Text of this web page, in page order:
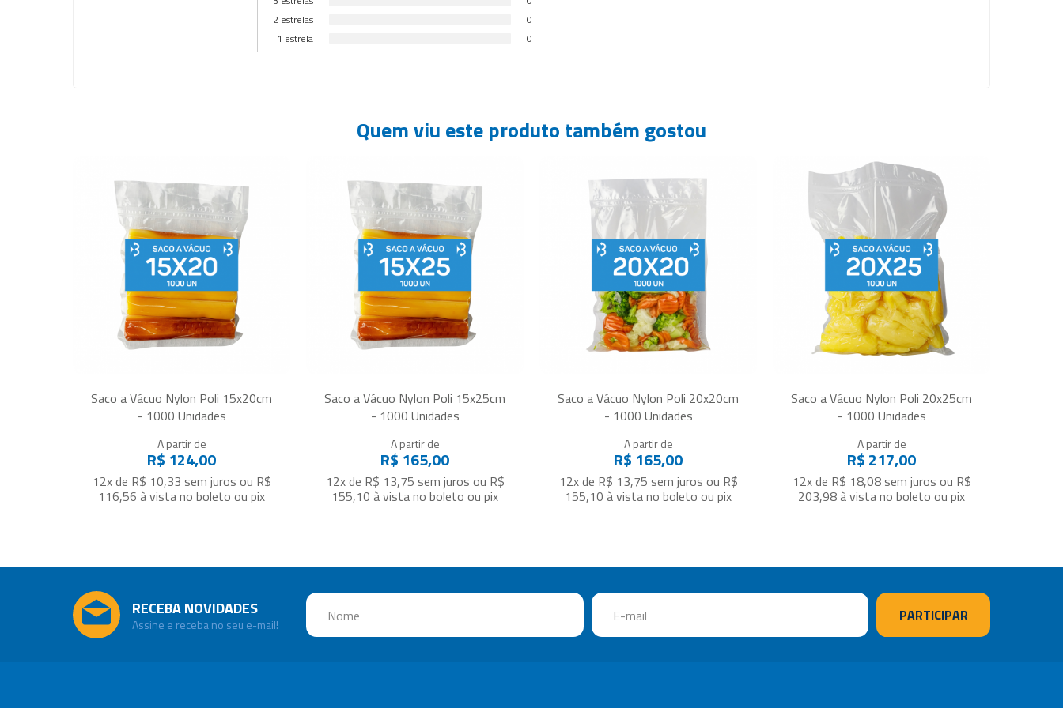
2 estrelas
0
1 estrela
0
Quem viu este produto também gostou
Saco a Vácuo Nylon Poli 15x20cm
- 1000 Unidades
A partir de
R$ 124,00
12x de R$ 10,33 sem juros ou R$
116,56 à vista no boleto ou pix
Saco a Vácuo Nylon Poli 15x25cm
- 1000 Unidades
A partir de
R$ 165,00
12x de R$ 13,75 sem juros ou R$
155,10 à vista no boleto ou pix
Saco a Vácuo Nylon Poli 20x20cm
- 1000 Unidades
A partir de
R$ 165,00
12x de R$ 13,75 sem juros ou R$
155,10 à vista no boleto ou pix
Saco a Vácuo Nylon Poli 20x25cm
- 1000 Unidades
A partir de
R$ 217,00
12x de R$ 18,08 sem juros ou R$
203,98à vista no boleto ou pix
RECEBA NOVIDADES
Assine e receba no seu e-mail!